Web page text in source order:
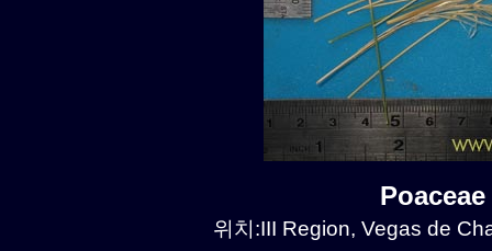
위치:III Region, Vegas de